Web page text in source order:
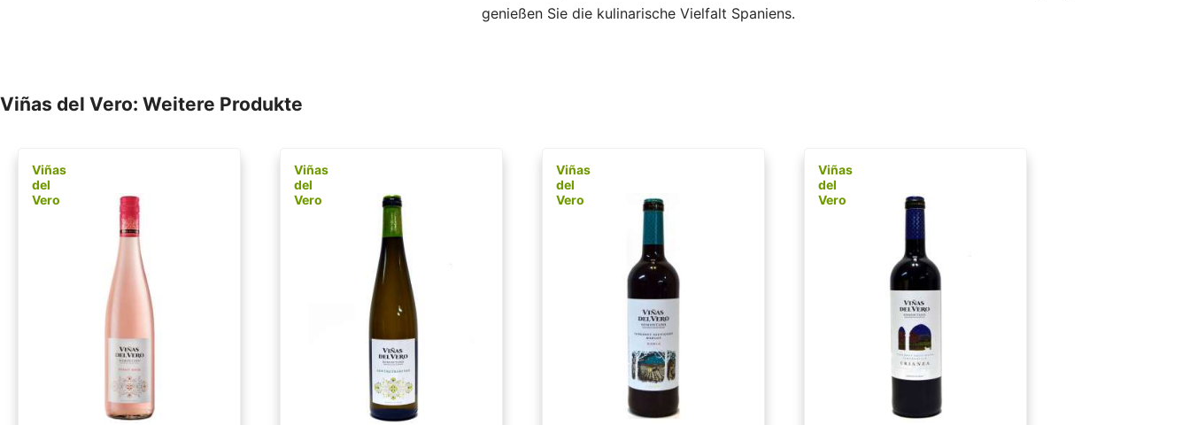
genießen Sie die kulinarische Vielfalt Spaniens.
Viñas del Vero: Weitere Produkte
Viñas
del
Vero
Viñas
del
Vero
Viñas
del
Vero
Viñas
del
Vero